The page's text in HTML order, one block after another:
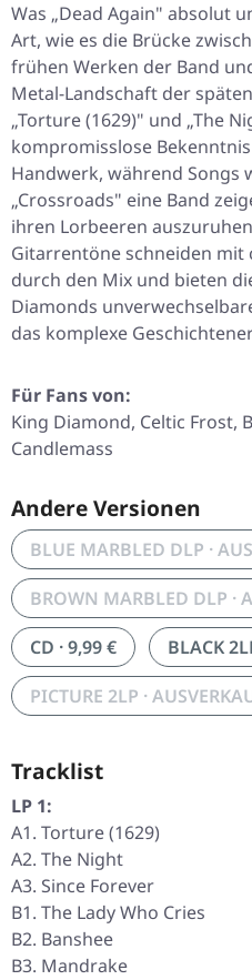
Was „Dead Again" absolut
Art, wie es die Brücke
frühen Werken der Band
Metal-Landschaft der
„Torture (1629)" und „The
kompromisslose
Handwerk, während Songs
„Crossroads" eine Band
ihren Lorbeeren
Gitarrentöne schneiden mit
durch den Mix und bieten
Diamonds
das komplexe
Für Fans von:
King Diamond, Celtic Frost,
Candlemass
Andere Versionen
BLUE MARBLED DLP ·
BROWN MARBLED DLP ·
CD · 9,99 €
BLACK
PICTURE 2LP ·
Tracklist
LP 1:
A1. Torture (1629)
A2. The Night
A3. Since Forever
B1. The Lady Who Cries
B2. Banshee
B3. Mandrake